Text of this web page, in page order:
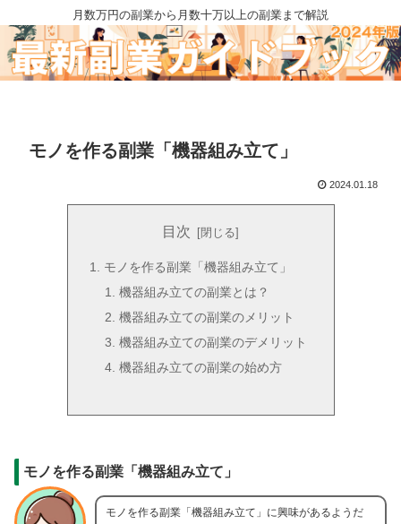
月数万円の副業から月数十万以上の副業まで解説
モノを作る副業「機器組み立て」
2024.01.18
目次
モノを作る副業「機器組み立て」
機器組み立ての副業とは？
機器組み立ての副業のメリット
機器組み立ての副業のデメリット
機器組み立ての副業の始め方
モノを作る副業「機器組み立て」
モノを作る副業「機器組み立て」に興味があるようだ